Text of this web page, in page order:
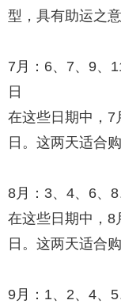
型，具有助运之意
7月：6、7、9、
日
在这些日期中，7
日。这两天适合
8月：3、4、6、
在这些日期中，8
日。这两天适合
9月：1、2、4、